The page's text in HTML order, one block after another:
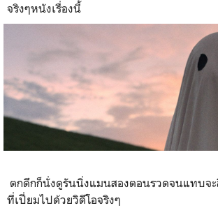
จริงๆหนังเรื่องนี้
ตกดึกก็นั่งดูรันนิ่งแมนสองตอนรวดจนแทบจ
ที่เปี่ยมไปด้วยวิดีโอจริงๆ